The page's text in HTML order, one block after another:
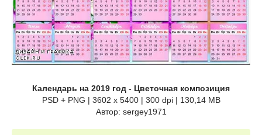
Календарь на 2019 год - Цветочная композиция
PSD + PNG | 3602 x 5400 | 300 dpi | 130,14 MB
Автор: sergey1971